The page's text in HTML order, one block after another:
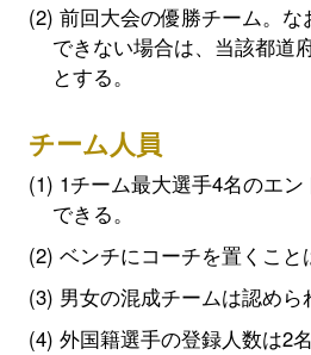
前回大会の優勝チーム。
できない場合は、当該都道
とする。
チーム人員
1チーム最大選手4名のエ
できる。
ベンチにコーチを置くこと
男女の混成チームは認めら
外国籍選手の登録人数は2